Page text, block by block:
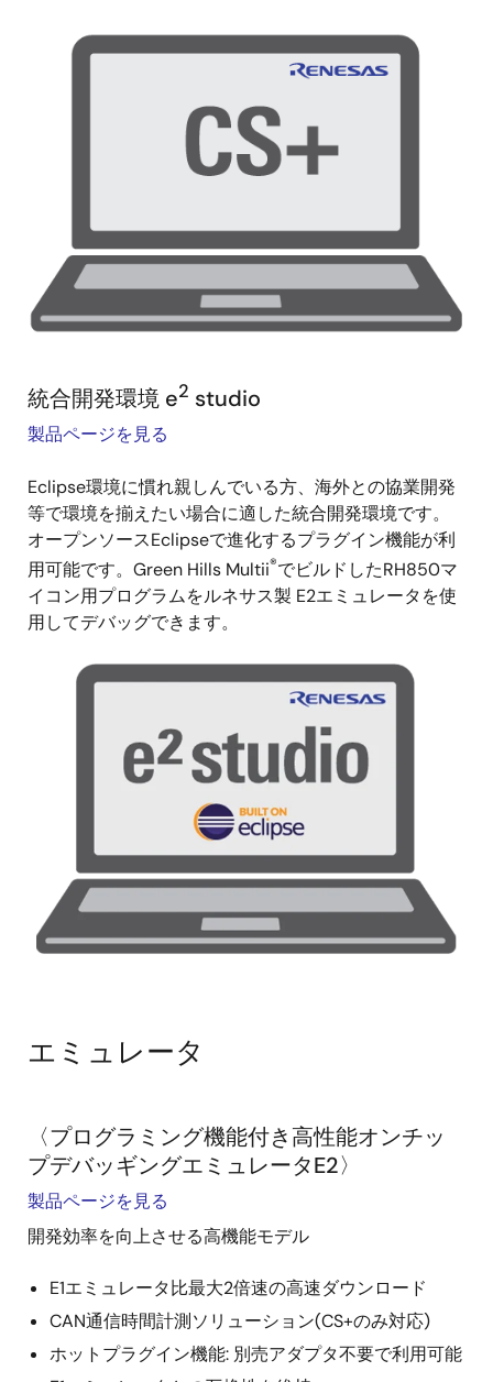
統合開発環境 e2 studio
製品ページを見る
Eclipse環境に慣れ親しんでいる方、海外との協業開発
等で環境を揃えたい場合に適した統合開発環境です。
オープンソースEclipseで進化するプラグイン機能が利
用可能です。Green Hills Multii®でビルドしたRH850マ
イコン用プログラムをルネサス製 E2エミュレータを使
用してデバッグできます。
エミュレータ
〈プログラミング機能付き高性能オンチッ
プデバッギングエミュレータE2〉
製品ページを見る
開発効率を向上させる高機能モデル
E1エミュレータ比最大2倍速の高速ダウンロード
CAN通信時間計測ソリューション(CS+のみ対応)
ホットプラグイン機能: 別売アダプタ不要で利用可能